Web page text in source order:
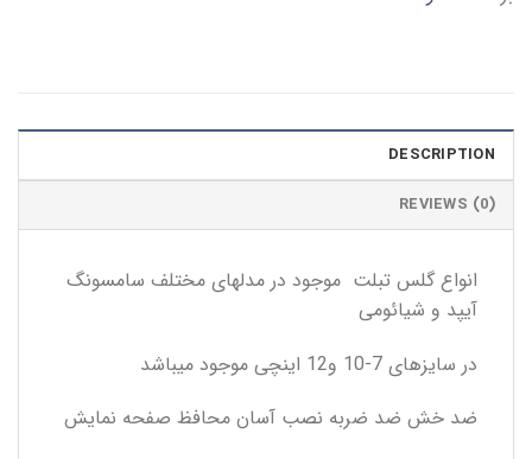
DESCRIPTION
REVIEWS (0)
انواع گلس تبلت موجود در مدلهای مختلف سامسونگ
آیپد و شیائومی
در سایزهای 7-10 و12 اینچی موجود میباشد
ضد خش ضد ضربه نصب آسان محافظ صفحه نمایش